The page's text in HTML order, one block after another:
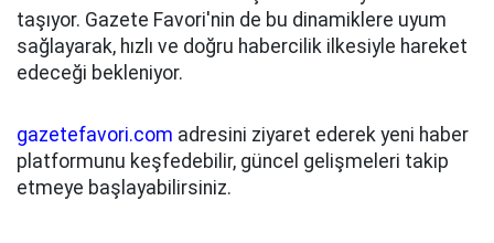
taşıyor. Gazete Favori'nin de bu dinamiklere uyum
sağlayarak, hızlı ve doğru habercilik ilkesiyle hareket
edeceği bekleniyor.
gazetefavori.com adresini ziyaret ederek yeni haber
platformunu keşfedebilir, güncel gelişmeleri takip
etmeye başlayabilirsiniz.